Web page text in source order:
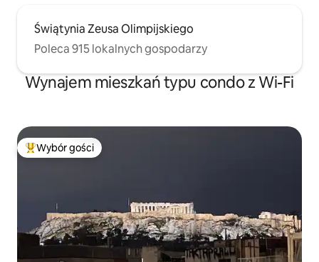
Świątynia Zeusa Olimpijskiego
Poleca 915 lokalnych gospodarzy
Wynajem mieszkań typu condo z Wi-Fi
Najpopularniejsze z kategorii Wybór gości
Wybór gości